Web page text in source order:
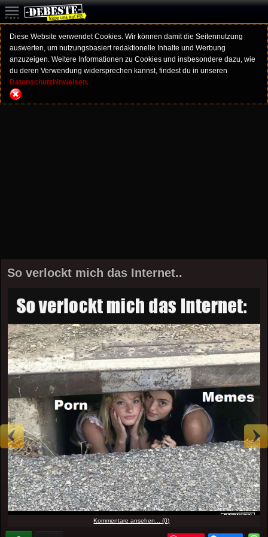
Diese Website verwendet Cookies. Wir können damit die Seitennutzung
auswerten, um nutzungsbasiert redaktionelle Inhalte und Werbung
anzuzeigen. Weitere Informationen zu Cookies und insbesondere dazu, wie
du deren Verwendung widersprechen kannst, findest du in unseren
Datenschutzhinweisen.
So verlockt mich das Internet..
Kommentare ansehen... (0)